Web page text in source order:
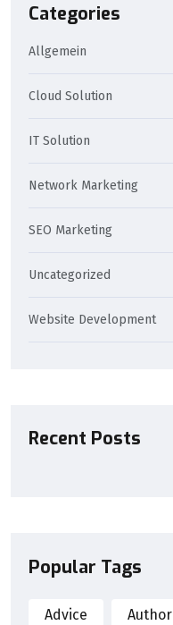
Categories
Allgemein
Cloud Solution
IT Solution
Network Marketing
SEO Marketing
Uncategorized
Website Development
Recent Posts
Popular Tags
Advice Author